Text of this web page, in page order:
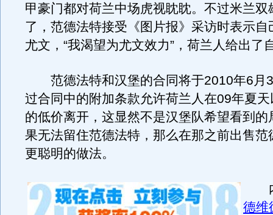
甲豪门都对荷兰中场虎视眈眈。不过米兰双
了，范德法特接受《图片报》采访时表示自
尤文，“我渴望为尤文效力”，荷兰人给出了
范德法特和汉堡的合同将于2010年6月
过合同中的附加条款允许荷兰人在09年夏
的低价离开，这显然不是汉堡队希望看到的
果无法留住范德法特，那么在那之前出售范
更聪明的做法。
内
德维